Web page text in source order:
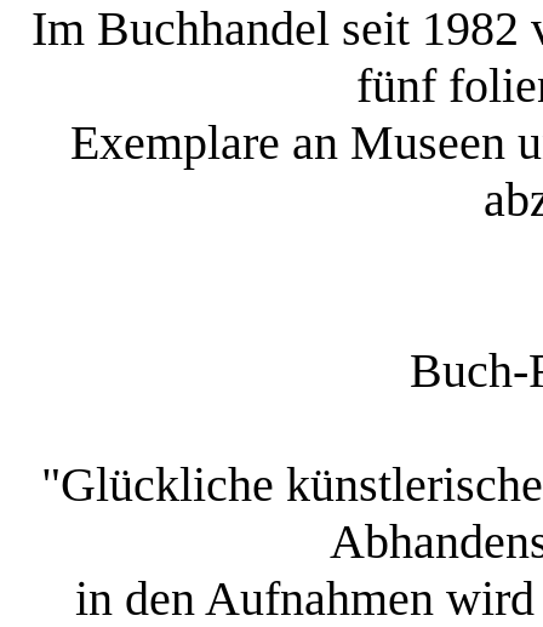
Im Buchhandel seit
fünf
Exemplare an Museen
Buch-
"Glückliche
in den Aufnahmen